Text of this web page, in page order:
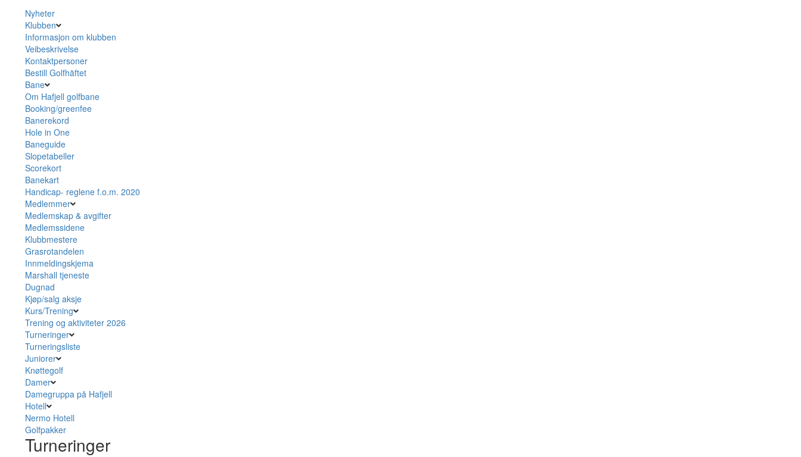
Nyheter
Klubben
Informasjon om klubben
Veibeskrivelse
Kontaktpersoner
Bestill Golfhäftet
Bane
Om Hafjell golfbane
Booking/greenfee
Banerekord
Hole in One
Baneguide
Slopetabeller
Scorekort
Banekart
Handicap- reglene f.o.m. 2020
Medlemmer
Medlemskap & avgifter
Medlemssidene
Klubbmestere
Grasrotandelen
Innmeldingskjema
Marshall tjeneste
Dugnad
Kjøp/salg aksje
Kurs/Trening
Trening og aktiviteter 2026
Turneringer
Turneringsliste
Juniorer
Knøttegolf
Damer
Damegruppa på Hafjell
Hotell
Nermo Hotell
Golfpakker
Turneringer